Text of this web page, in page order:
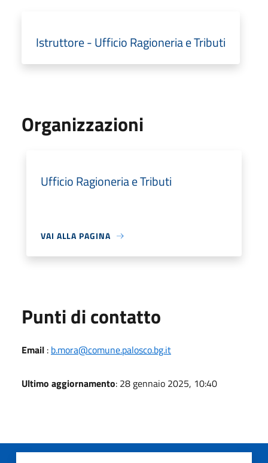
Istruttore - Ufficio Ragioneria e Tributi
Organizzazioni
Ufficio Ragioneria e Tributi
VAI ALLA PAGINA
Punti di contatto
Email : b.mora@comune.palosco.bg.it
Ultimo aggiornamento: 28 gennaio 2025, 10:40